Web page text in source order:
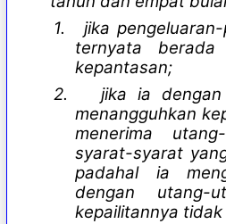
1.
jika
ternyata
kepantasan;
2.
jika ia
menangguhkan
menerima
syarat-syarat
padahal ia
dengan utang-
kepailitannya